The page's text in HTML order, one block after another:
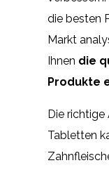
die besten
Markt
Ihnen die
Produkte
Die
Tabletten